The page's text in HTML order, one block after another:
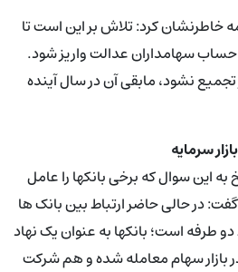
خاطرنشان کرد: تلاش بر این است تا
سهامداران عدالت واریز شود.
نشود، مابقی آن در سال آینده
سرمایه
به این سوال که برخی بانکها را عامل
در حالی حاضر ارتباط بین بانک ها
دو طرفه است؛ بانکها به عنوان یک نهاد
بازار سهام معامله شده و هم شرکت